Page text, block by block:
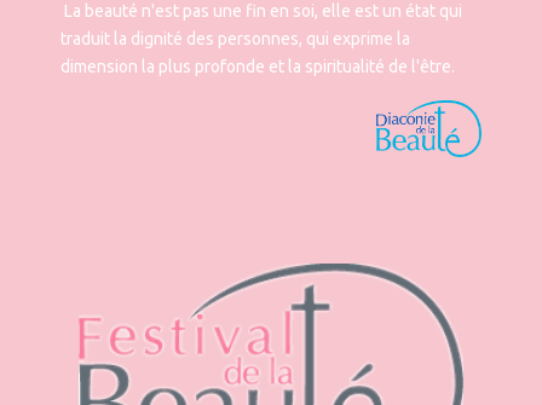
La beauté n'est pas une fin en soi, elle est un état qui
traduit la dignité des personnes, qui exprime la
dimension la plus profonde et la spiritualité de l'être.